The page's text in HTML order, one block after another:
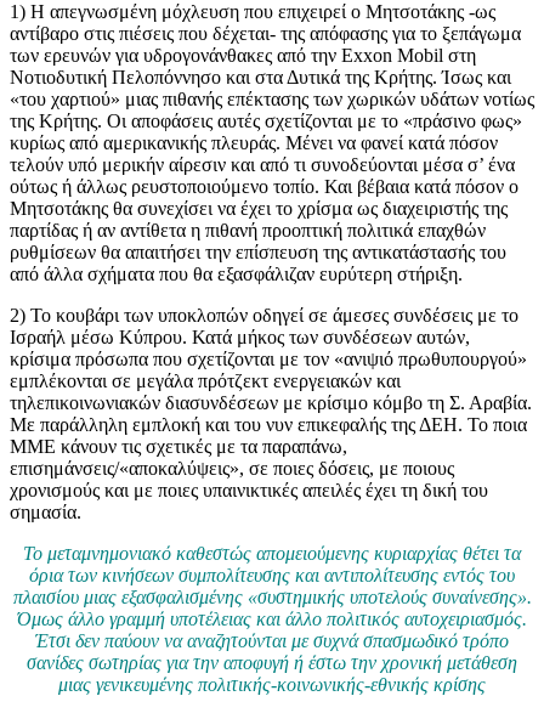
1) Η απεγνωσμένη μόχλευση που επιχειρεί ο Μητσοτάκης -ως
αντίβαρο στις πιέσεις που δέχεται- της απόφασης για το ξεπάγωμα
των ερευνών για υδρογονάνθακες από την Exxon Mobil στη
Νοτιοδυτική Πελοπόννησο και στα Δυτικά της Κρήτης. Ίσως και
«του χαρτιού» μιας πιθανής επέκτασης των χωρικών υδάτων νοτίως
της Κρήτης. Οι αποφάσεις αυτές σχετίζονται με το «πράσινο φως»
κυρίως από αμερικανικής πλευράς. Μένει να φανεί κατά πόσον
τελούν υπό μερικήν αίρεσιν και από τι συνοδεύονται μέσα σ’ ένα
ούτως ή άλλως ρευστοποιούμενο τοπίο. Και βέβαια κατά πόσον ο
Μητσοτάκης θα συνεχίσει να έχει το χρίσμα ως διαχειριστής της
παρτίδας ή αν αντίθετα η πιθανή προοπτική πολιτικά επαχθών
ρυθμίσεων θα απαιτήσει την επίσπευση της αντικατάστασής του
από άλλα σχήματα που θα εξασφάλιζαν ευρύτερη στήριξη.
2) Το κουβάρι των υποκλοπών οδηγεί σε άμεσες συνδέσεις με το
Ισραήλ μέσω Κύπρου. Κατά μήκος των συνδέσεων αυτών,
κρίσιμα πρόσωπα που σχετίζονται με τον «ανιψιό πρωθυπουργού»
εμπλέκονται σε μεγάλα πρότζεκτ ενεργειακών και
τηλεπικοινωνιακών διασυνδέσεων με κρίσιμο κόμβο τη Σ. Αραβία.
Με παράλληλη εμπλοκή και του νυν επικεφαλής της ΔΕΗ. Το ποια
ΜΜΕ κάνουν τις σχετικές με τα παραπάνω,
επισημάνσεις/«αποκαλύψεις», σε ποιες δόσεις, με ποιους
χρονισμούς και με ποιες υπαινικτικές απειλές έχει τη δική του
σημασία.
Το μεταμνημονιακό καθεστώς απομειούμενης κυριαρχίας θέτει τα
όρια των κινήσεων συμπολίτευσης και αντιπολίτευσης εντός του
πλαισίου μιας εξασφαλισμένης «συστημικής υποτελούς συναίνεσης».
Όμως άλλο γραμμή υποτέλειας και άλλο πολιτικός αυτοχειριασμός.
Έτσι δεν παύουν να αναζητούνται με συχνά σπασμωδικό τρόπο
σανίδες σωτηρίας για την αποφυγή ή έστω την χρονική μετάθεση
μιας γενικευμένης πολιτικής-κοινωνικής-εθνικής κρίσης